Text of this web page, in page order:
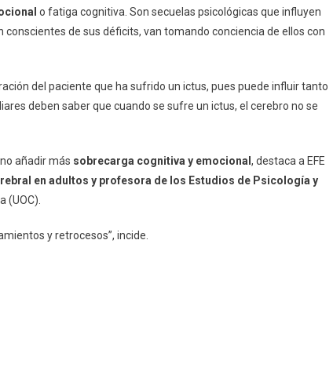
o fatiga cognitiva. Son secuelas psicológicas que influyen
de sus déficits, van tomando conciencia de ellos con
del paciente que ha sufrido un ictus, pues puede influir tanto
deben saber que cuando se sufre un ictus, el cerebro no se
añadir más sobrecarga cognitiva y emocional , destaca a EFE
en adultos y profesora de los Estudios de Psicología y
(UOC).
y retrocesos”, incide.